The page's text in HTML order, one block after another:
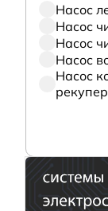
Насос
Насос
Насос
Насос
Насос